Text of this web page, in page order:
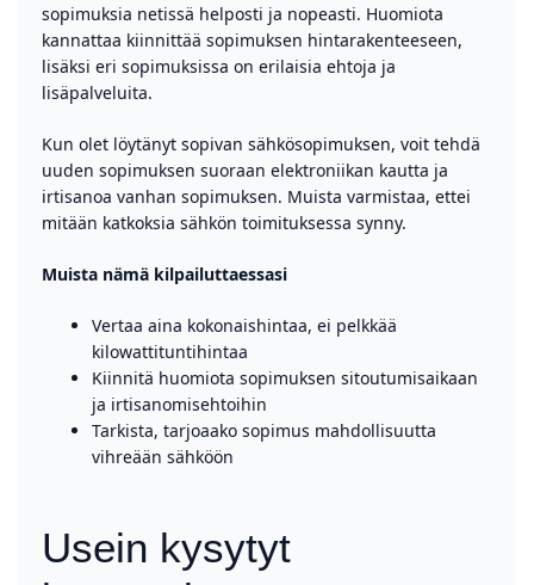
sopimuksia netissä helposti ja nopeasti. Huomiota
kannattaa kiinnittää sopimuksen hintarakenteeseen,
lisäksi eri sopimuksissa on erilaisia ehtoja ja
lisäpalveluita.
Kun olet löytänyt sopivan sähkösopimuksen, voit tehdä
uuden sopimuksen suoraan elektroniikan kautta ja
irtisanoa vanhan sopimuksen. Muista varmistaa, ettei
mitään katkoksia sähkön toimituksessa synny.
Muista nämä kilpailuttaessasi
Vertaa aina kokonaishintaa, ei pelkkää
kilowattituntihintaa
Kiinnitä huomiota sopimuksen sitoutumisaikaan
ja irtisanomisehtoihin
Tarkista, tarjoaako sopimus mahdollisuutta
vihreään sähköön
Usein kysytyt